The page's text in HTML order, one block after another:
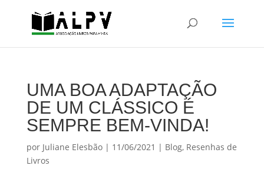
UMA BOA ADAPTAÇÃO
DE UM CLÁSSICO É
SEMPRE BEM-VINDA!
por Juliane Elesbão| 11/06/2021 | Blog, Resenhas de
Livros